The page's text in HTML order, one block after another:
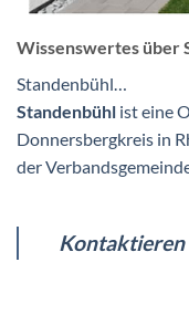
Wissenswertes über
Standenbühl…
Standenbühl ist eine
Donnersbergkreis in
der
Kontaktieren